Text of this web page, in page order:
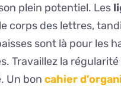
plein potentiel. Les
corps des lettres,
sont là pour les
Travaillez la régularité
Un bon cahier